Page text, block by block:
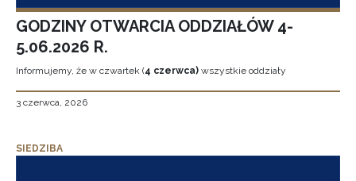
GODZINY OTWARCIA ODDZIAŁÓW 4-
5.06.2026 R.
Informujemy, że w czwartek (4 czerwca) wszystkie oddziały
3 czerwca, 2026
SIEDZIBA